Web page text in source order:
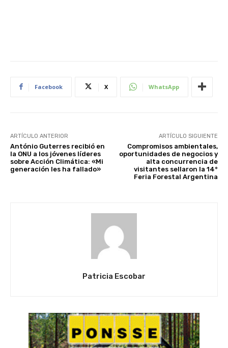
Facebook X WhatsApp
ARTÍCULO ANTERIOR
António Guterres recibió en
la ONU a los jóvenes líderes
sobre Acción Climática: «Mi
generación les ha fallado»
ARTÍCULO SIGUIENTE
Compromisos ambientales,
oportunidades de negocios y
alta concurrencia de
visitantes sellaron la 14°
Feria Forestal Argentina
Patricia Escobar